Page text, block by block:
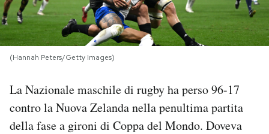
NEWSLETTER
SHOP
(Hannah Peters/Getty Images)
La Nazionale maschile di rugby ha perso 96-17
contro la Nuova Zelanda nella penultima partita
della fase a gironi di Coppa del Mondo. Doveva